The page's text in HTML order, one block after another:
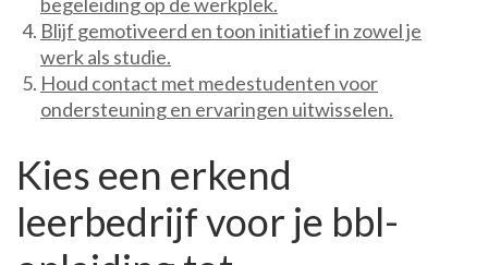
Blijf gemotiveerd en toon initiatief in zowel je
werk als studie.
Houd contact met medestudenten voor
ondersteuning en ervaringen uitwisselen.
Kies een erkend
leerbedrijf voor je bbl-